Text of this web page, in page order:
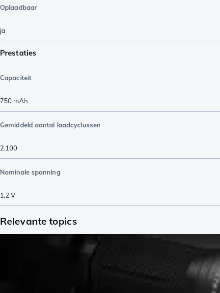
Oplaadbaar
ja
Prestaties
Capaciteit
750 mAh
Gemiddeld aantal laadcyclussen
2.100
Nominale spanning
1,2 V
Relevante topics